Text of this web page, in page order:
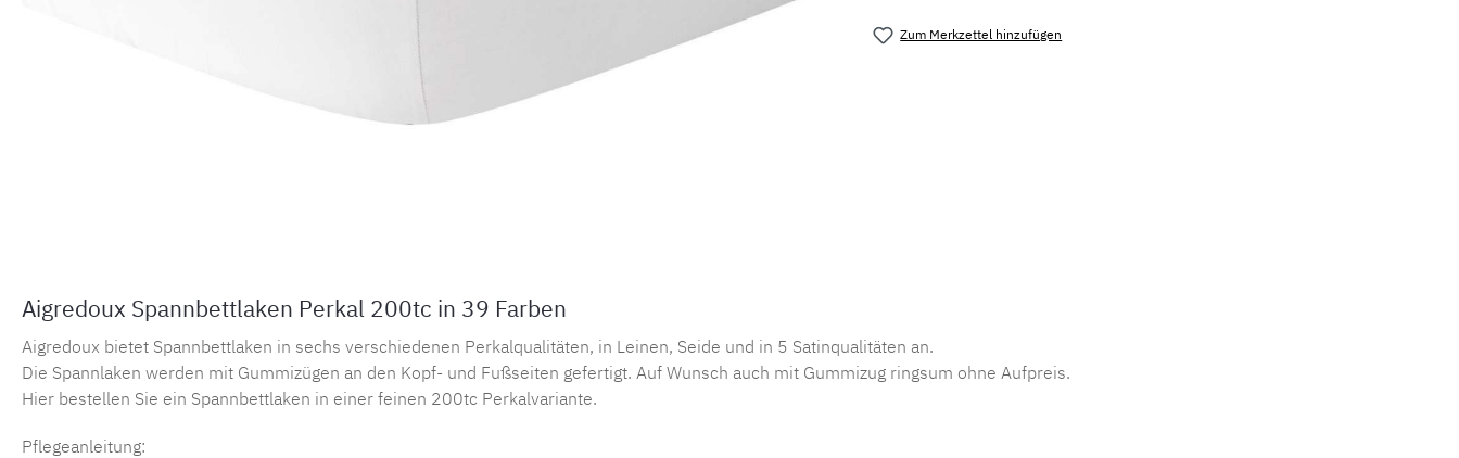
Zum Merkzettel hinzufügen
Aigredoux Spannbettlaken Perkal 200tc in 39 Farben
Aigredoux bietet Spannbettlaken in sechs verschiedenen Perkalqualitäten, in Leinen, Seide und in 5 Satinqualitäten an.
Die Spannlaken werden mit Gummizügen an den Kopf- und Fußseiten gefertigt. Auf Wunsch auch mit Gummizug ringsum ohne Aufpreis.
Hier bestellen Sie ein Spannbettlaken in einer feinen 200tc Perkalvariante.
Pflegeanleitung: